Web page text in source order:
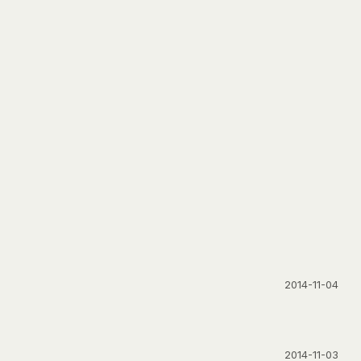
2014-11-04
2014-11-03